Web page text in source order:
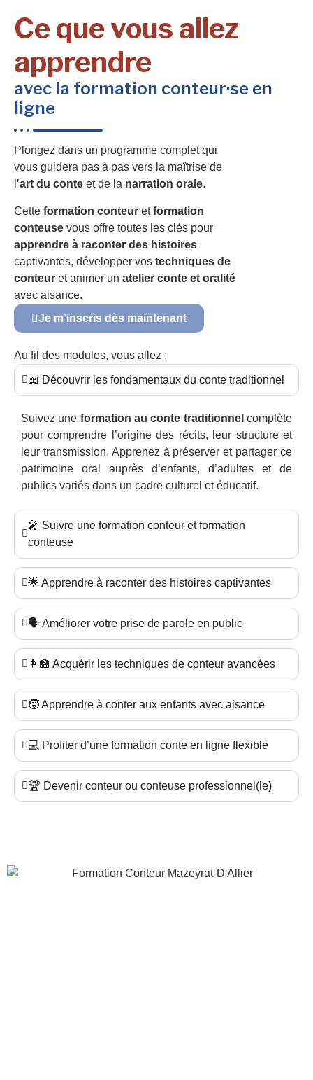
Ce que vous allez
apprendre
avec la formation conteur·se en
ligne
Plongez dans un programme complet qui
vous guidera pas à pas vers la maîtrise de
l’art du conte et de la narration orale.
Cette formation conteur etformation
conteuse vous offre toutes les clés pour
apprendre à raconter des histoires
captivantes, développer vos techniques de
conteur et animer un atelier conte et oralité
avec aisance.
Je m’inscris dès maintenant
Au fil des modules, vous allez :
📖 Découvrir les fondamentaux du conte traditionnel
Suivez une formation au conte traditionnel complète
pour comprendre l’origine des récits, leur structure et
leur transmission. Apprenez à préserver et partager ce
patrimoine oral auprès d’enfants, d’adultes et de
publics variés dans un cadre culturel et éducatif.
🎤 Suivre une formation conteur et formation
conteuse
🌟 Apprendre à raconter des histoires captivantes
🗣️ Améliorer votre prise de parole en public
👩‍🏫 Acquérir les techniques de conteur avancées
🧒 Apprendre à conter aux enfants avec aisance
💻 Profiter d’une formation conte en ligne flexible
🏆 Devenir conteur ou conteuse professionnel(le)